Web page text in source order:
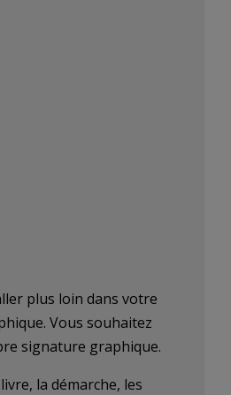
plus loin dans votre
Vous souhaitez
signature graphique.
la démarche, les